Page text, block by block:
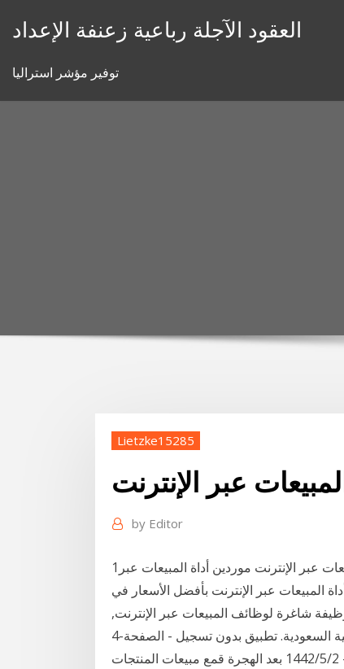
العقود الآجلة رباعية زعنفة الإعداد
توفير مؤشر استراليا
Lietzke15285
عبر الإنترنت
by Editor
1‏‏/6‏‏/1442 بعد الهجرة البحث عن شركات تصنيع أداة المبيعات عبر الإنترنت موردين أداة المبيعات عبر
عن وظائف المبيعات عبر الإنترنت؟ التقدم إلى 11384 وظيفة شاغرة لوظائف المبيعات عبر الإنترنت,
4547 في الامارات, 3182 في مصر, 1206 في المملكة العربية السعودية. تطبيق بدون تسجيل - الصفحة-4
2‏‏/5‏‏/1442 بعد الهجرة قمع مبيعات المنتجات – Product sales Funnel. إذا كنت تبيع المنتجات الماديّة أو